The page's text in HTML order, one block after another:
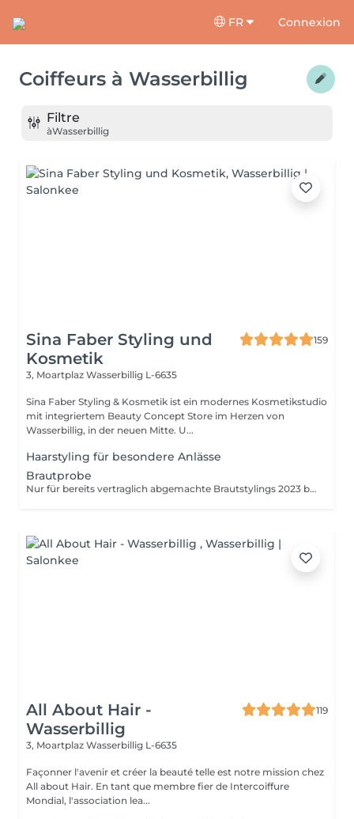
FR Connexion
Coiffeurs à Wasserbillig
Filtre
àWasserbillig
Sina Faber Styling und
Kosmetik
159
3, Moartplaz Wasserbillig L-6635
Sina Faber Styling & Kosmetik ist ein modernes Kosmetikstudio
mit integriertem Beauty Concept Store im Herzen von
Wasserbillig, in der neuen Mitte. U...
Haarstyling für besondere Anlässe
Brautprobe
Nur für bereits vertraglich abgemachte Brautstylings 2023 buchbar. Wenn du Interesse an einem Brautstyling hast, was du noch nicht gebucht hast, bitte nicht buchen. Kontaktiere mich dann erst über WhatsApp.
All About Hair -
Wasserbillig
119
3, Moartplaz Wasserbillig L-6635
Façonner l'avenir et créer la beauté telle est notre mission chez
All about Hair. En tant que membre fier de Intercoiffure
Mondial, l'association lea...